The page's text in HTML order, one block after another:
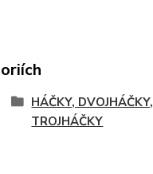
HÁČKY, DVOJHÁČKY,
TROJHÁČKY